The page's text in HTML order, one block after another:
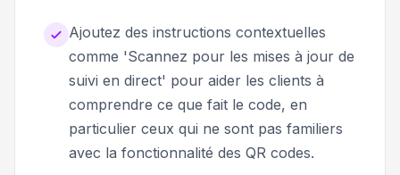
Ajoutez des instructions contextuelles
comme 'Scannez pour les mises à jour de
suivi en direct' pour aider les clients à
comprendre ce que fait le code, en
particulier ceux qui ne sont pas familiers
avec la fonctionnalité des QR codes.